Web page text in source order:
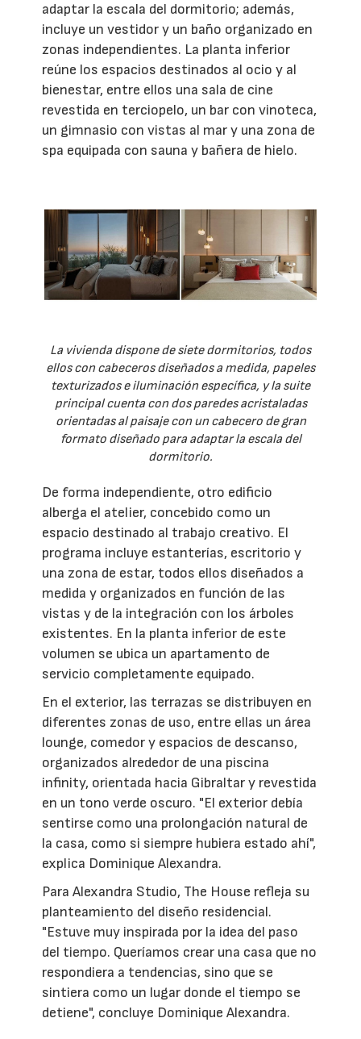
adaptar la escala del dormitorio; además,
incluye un vestidor y un baño organizado en
zonas independientes. La planta inferior
reúne los espacios destinados al ocio y al
bienestar, entre ellos una sala de cine
revestida en terciopelo, un bar con vinoteca,
un gimnasio con vistas al mar y una zona de
spa equipada con sauna y bañera de hielo.
La vivienda dispone de siete dormitorios, todos
ellos con cabeceros diseñados a medida, papeles
texturizados e iluminación específica, y la suite
principal cuenta con dos paredes acristaladas
orientadas al paisaje con un cabecero de gran
formato diseñado para adaptar la escala del
dormitorio.
De forma independiente, otro edificio
alberga el atelier, concebido como un
espacio destinado al trabajo creativo. El
programa incluye estanterías, escritorio y
una zona de estar, todos ellos diseñados a
medida y organizados en función de las
vistas y de la integración con los árboles
existentes. En la planta inferior de este
volumen se ubica un apartamento de
servicio completamente equipado.
En el exterior, las terrazas se distribuyen en
diferentes zonas de uso, entre ellas un área
lounge, comedor y espacios de descanso,
organizados alrededor de una piscina
infinity, orientada hacia Gibraltar y revestida
en un tono verde oscuro. "El exterior debía
sentirse como una prolongación natural de
la casa, como si siempre hubiera estado ahí",
explica Dominique Alexandra.
Para Alexandra Studio, The House refleja su
planteamiento del diseño residencial.
"Estuve muy inspirada por la idea del paso
del tiempo. Queríamos crear una casa que no
respondiera a tendencias, sino que se
sintiera como un lugar donde el tiempo se
detiene", concluye Dominique Alexandra.